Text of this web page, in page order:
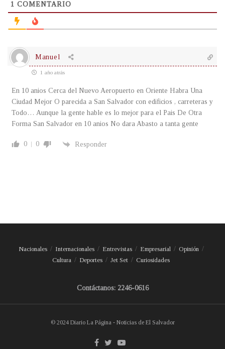
1 COMENTARIO
Manuel
1 año atrás
En 10 anios Cerca del Nuevo Aeropuerto en Oriente Habra Una
Ciudad Mejor O parecida a San Salvador con edificios , carreteras y
Todo… Aunque la gente hable es lo mejor para el Pais De Otra
Forma San Salvador en 10 anios No dara Abasto a tanta gente
0 0 Responder
Nacionales Internacionales Entrevistas Empresarial
Opinión
Cultura
Deportes Jet Set Curiosidades
Contáctanos: 2246-0616
© 2024 Diario La Página - Noticias de El Salvador